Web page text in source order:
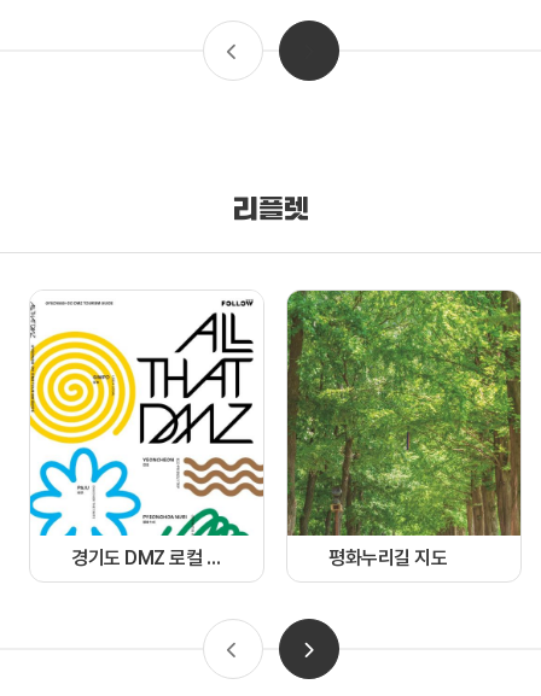
리플렛
경기도 DMZ 로컬 가이드북 평화누리길 지도